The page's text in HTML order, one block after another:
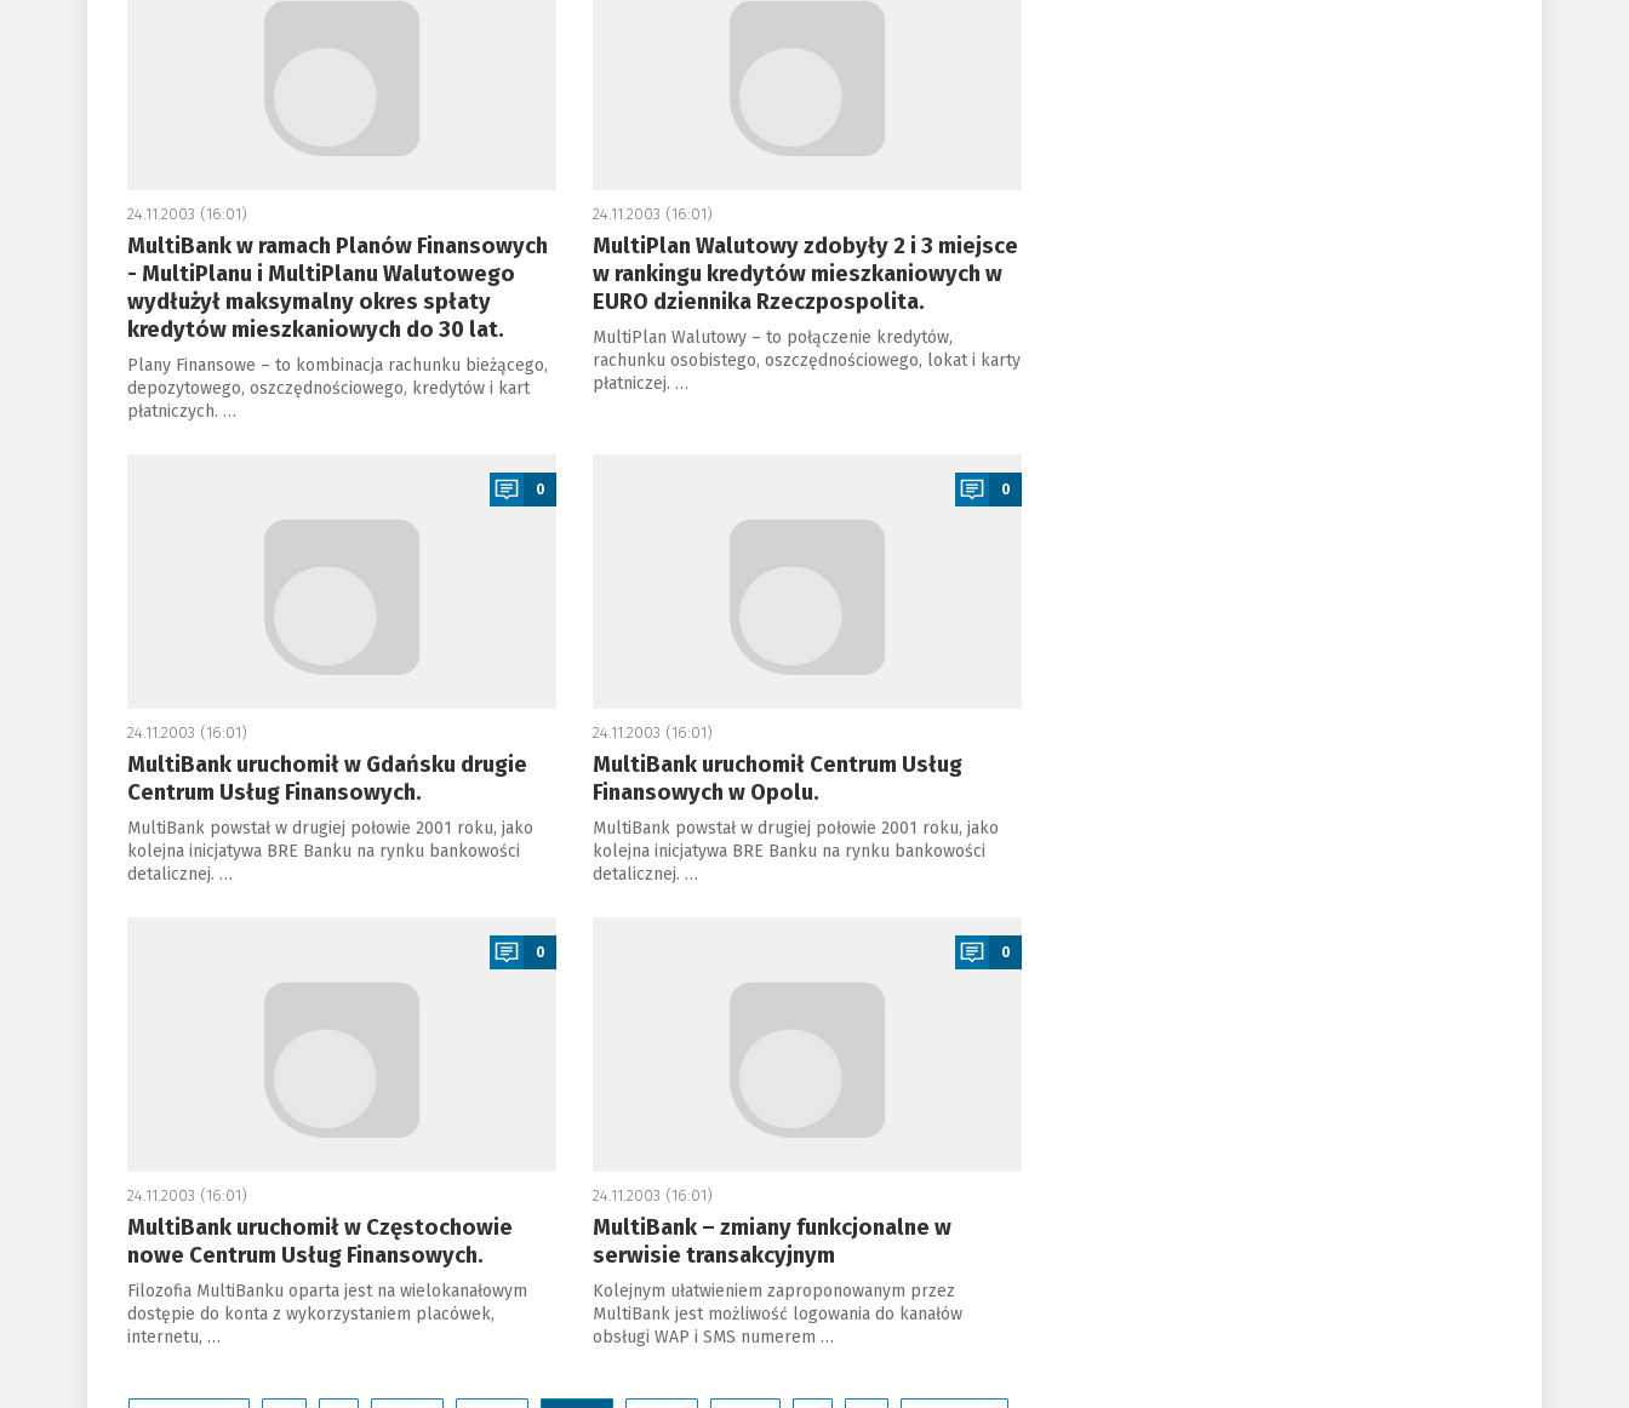
24.11.2003 (16:01)
MultiBank w ramach Planów Finansowych
- MultiPlanu i MultiPlanu Walutowego
wydłużył maksymalny okres spłaty
kredytów mieszkaniowych do 30 lat.
Plany Finansowe – to kombinacja rachunku bieżącego,
depozytowego, oszczędnościowego, kredytów i kart
płatniczych. …
24.11.2003 (16:01)
MultiPlan Walutowy zdobyły 2 i 3 miejsce
w rankingu kredytów mieszkaniowych w
EURO dziennika Rzeczpospolita.
MultiPlan Walutowy – to połączenie kredytów,
rachunku osobistego, oszczędnościowego, lokat i karty
płatniczej. …
0
24.11.2003 (16:01)
MultiBank uruchomił w Gdańsku drugie
Centrum Usług Finansowych.
MultiBank powstał w drugiej połowie 2001 roku, jako
kolejna inicjatywa BRE Banku na rynku bankowości
detalicznej. …
0
24.11.2003 (16:01)
MultiBank uruchomił Centrum Usług
Finansowych w Opolu.
MultiBank powstał w drugiej połowie 2001 roku, jako
kolejna inicjatywa BRE Banku na rynku bankowości
detalicznej. …
0
24.11.2003 (16:01)
MultiBank uruchomił w Częstochowie
nowe Centrum Usług Finansowych.
Filozofia MultiBanku oparta jest na wielokanałowym
dostępie do konta z wykorzystaniem placówek,
internetu, …
0
24.11.2003 (16:01)
MultiBank – zmiany funkcjonalne w
serwisie transakcyjnym
Kolejnym ułatwieniem zaproponowanym przez
MultiBank jest możliwość logowania do kanałów
obsługi WAP i SMS numerem …